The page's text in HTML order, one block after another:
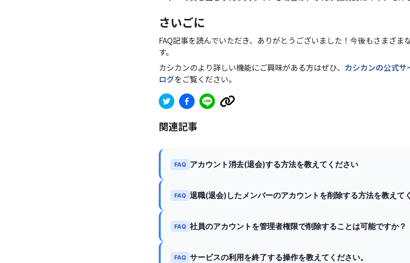
さいごに
FAQ記事を読んでいただき、ありがとうございました！今後もさまざま
す。
カシカンのより詳しい機能にご興味がある方はぜひ、 カシカンの公式サ
ログをご覧ください。
関連記事
FAQ アカウント消去(退会)する方法を教えてください
FAQ 退職(退会)したメンバーのアカウントを削除する方法を教えて
FAQ 社員のアカウントを管理者権限で削除することは可能ですか？
FAQ サービスの利用を終了する操作を教えてください。